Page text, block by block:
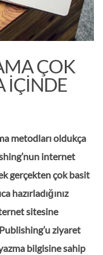
ÇOK
IÇINDE
metodları oldukça
internet
gerçekten çok basit
hazırladığınız
sitesine
ziyaret
bilgisine sahip